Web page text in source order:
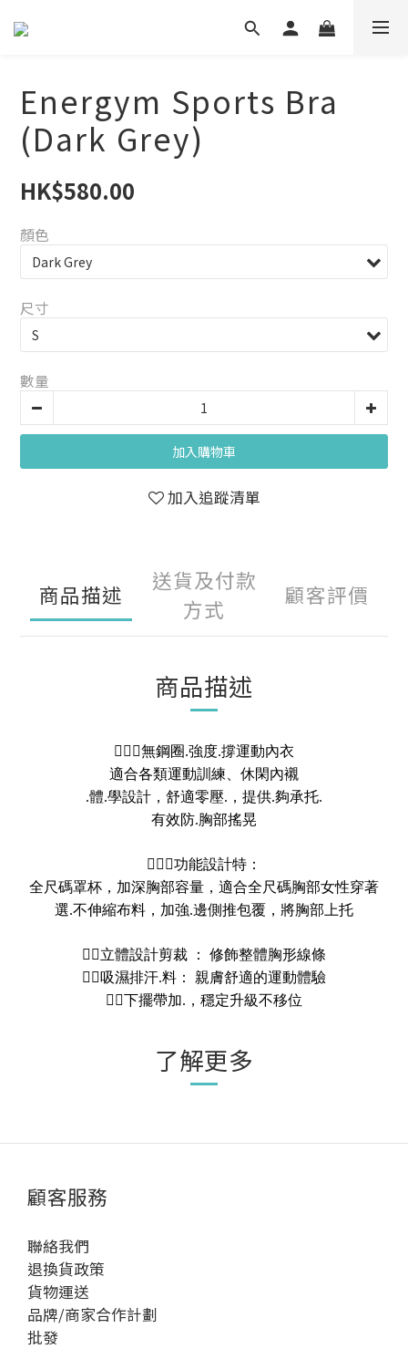
Energym Sports Bra
(Dark Grey)
HK$580.00
顏色
尺寸
數量
加入購物車
加入追蹤清單
商品描述
送貨及付款
方式
顧客評價
商品描述
🏃🏻‍♀️無鋼圈.強度.撐運動內衣
適合各類運動訓練、休閑內襯
.體.學設計，舒適零壓.，提供.夠承托.
有效防.胸部搖晃
🧘🏻‍♀️功能設計特：
全尺碼罩杯，加深胸部容量，適合全尺碼胸部女性穿著
選.不伸縮布料，加強.邊側推包覆，將胸部上托
👉🏻立體設計剪裁 ： 修飾整體胸形線條
👉🏻吸濕排汗.料： 親膚舒適的運動體驗
👉🏻下擺帶加.，穩定升級不移位
了解更多
顧客服務
聯絡我們
退換貨政策
貨物運送
品牌/商家合作計劃
批發